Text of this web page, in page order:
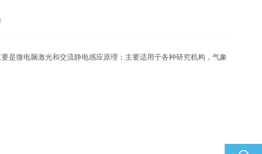
是微电脑激光和交流静电感应原理；主要适用于各种研究机构，气象